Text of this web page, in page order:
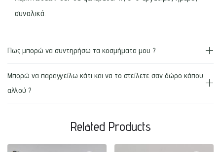
συνολικά.
Πως μπορώ να συντηρήσω τα κοσμήματα μου ?
Μπορώ να παραγγείλω κάτι και να το στείλετε σαν δώρο κάπου
αλλού ?
Related Products